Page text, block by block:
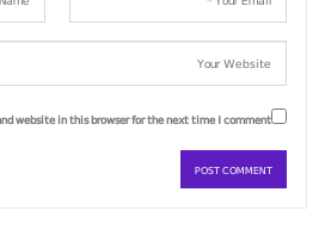
website in this browser for the next time I comment.